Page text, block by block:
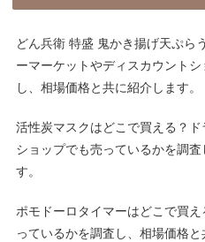
どん兵衛 特盛 鬼かき揚げ天ぷら
ーマーケットやディスカウント
し、相場価格と共に紹介します。
活性炭マスクはどこで買える？
ショップでも売っているかを調
す。
ポモドーロタイマーはどこで買
っているかを調査し、相場価格と